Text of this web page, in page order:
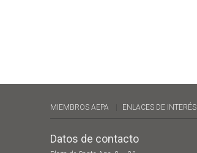
MIEMBROS AEPA ENLACES DE INTERÉS
Datos de contacto